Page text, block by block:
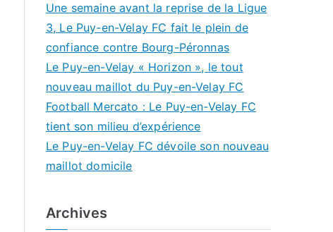
Une semaine avant la reprise de la Ligue
3, Le Puy-en-Velay FC fait le plein de
confiance contre Bourg-Péronnas
Le Puy-en-Velay « Horizon », le tout
nouveau maillot du Puy-en-Velay FC
Football Mercato : Le Puy-en-Velay FC
tient son milieu d’expérience
Le Puy-en-Velay FC dévoile son nouveau
maillot domicile
Archives